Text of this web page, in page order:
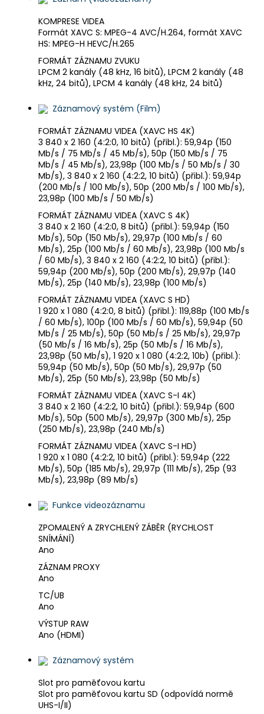
KOMPRESE VIDEA
Formát XAVC S: MPEG-4 AVC/H.264, formát XAVC
HS: MPEG-H HEVC/H.265
FORMÁT ZÁZNAMU ZVUKU
LPCM 2 kanály (48 kHz, 16 bitů), LPCM 2 kanály (48
kHz, 24 bitů), LPCM 4 kanály (48 kHz, 24 bitů)
Záznamový systém (Film)
FORMÁT ZÁZNAMU VIDEA (XAVC HS 4K)
3 840 x 2 160 (4:2:0, 10 bitů) (přibl.): 59,94p (150
Mb/s / 75 Mb/s / 45 Mb/s), 50p (150 Mb/s / 75
Mb/s / 45 Mb/s), 23,98p (100 Mb/s / 50 Mb/s / 30
Mb/s), 3 840 x 2 160 (4:2:2, 10 bitů) (přibl.): 59,94p
(200 Mb/s / 100 Mb/s), 50p (200 Mb/s / 100 Mb/s),
23,98p (100 Mb/s / 50 Mb/s)
FORMÁT ZÁZNAMU VIDEA (XAVC S 4K)
3 840 x 2 160 (4:2:0, 8 bitů) (přibl.): 59,94p (150
Mb/s), 50p (150 Mb/s), 29,97p (100 Mb/s / 60
Mb/s), 25p (100 Mb/s / 60 Mb/s), 23,98p (100 Mb/s
/ 60 Mb/s), 3 840 x 2 160 (4:2:2, 10 bitů) (přibl.):
59,94p (200 Mb/s), 50p (200 Mb/s), 29,97p (140
Mb/s), 25p (140 Mb/s), 23,98p (100 Mb/s)
FORMÁT ZÁZNAMU VIDEA (XAVC S HD)
1 920 x 1 080 (4:2:0, 8 bitů) (přibl.): 119,88p (100 Mb/s
/ 60 Mb/s), 100p (100 Mb/s / 60 Mb/s), 59,94p (50
Mb/s / 25 Mb/s), 50p (50 Mb/s / 25 Mb/s), 29,97p
(50 Mb/s / 16 Mb/s), 25p (50 Mb/s / 16 Mb/s),
23,98p (50 Mb/s), 1 920 x 1 080 (4:2:2, 10b) (přibl.):
59,94p (50 Mb/s), 50p (50 Mb/s), 29,97p (50
Mb/s), 25p (50 Mb/s), 23,98p (50 Mb/s)
FORMÁT ZÁZNAMU VIDEA (XAVC S-I 4K)
3 840 x 2 160 (4:2:2, 10 bitů) (přibl.): 59,94p (600
Mb/s), 50p (500 Mb/s), 29,97p (300 Mb/s), 25p
(250 Mb/s), 23,98p (240 Mb/s)
FORMÁT ZÁZNAMU VIDEA (XAVC S-I HD)
1 920 x 1 080 (4:2:2, 10 bitů) (přibl.): 59,94p (222
Mb/s), 50p (185 Mb/s), 29,97p (111 Mb/s), 25p (93
Mb/s), 23,98p (89 Mb/s)
Funkce videozáznamu
ZPOMALENÝ A ZRYCHLENÝ ZÁBĚR (RYCHLOST
SNÍMÁNÍ)
Ano
ZÁZNAM PROXY
Ano
TC/UB
Ano
VÝSTUP RAW
Ano (HDMI)
Záznamový systém
Slot pro paměťovou kartu
Slot pro paměťovou kartu SD (odpovídá normě
UHS-I/II)